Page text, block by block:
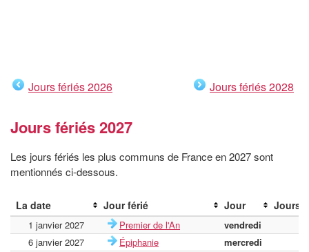
Jours fériés 2026 Jours fériés 2028
Jours fériés 2027
Les jours fériés les plus communs de France en 2027 sont
mentionnés ci-dessous.
La date Jour férié Jour Jours
1 janvier 2027 Premier de l'An vendredi
6 janvier 2027
Épiphanie mercredi